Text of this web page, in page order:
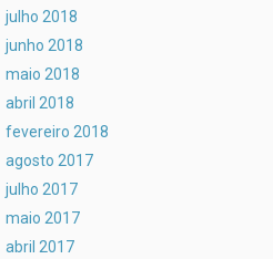
julho 2018
junho 2018
maio 2018
abril 2018
fevereiro 2018
agosto 2017
julho 2017
maio 2017
abril 2017